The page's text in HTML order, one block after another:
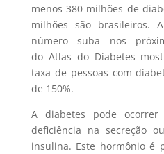
menos 380 milhões de
milhões são brasileiros.
número suba nos
do Atlas do Diabetes
taxa de pessoas com
de 150%.
A diabetes pode
deficiência na secreção
insulina. Este hormônio é